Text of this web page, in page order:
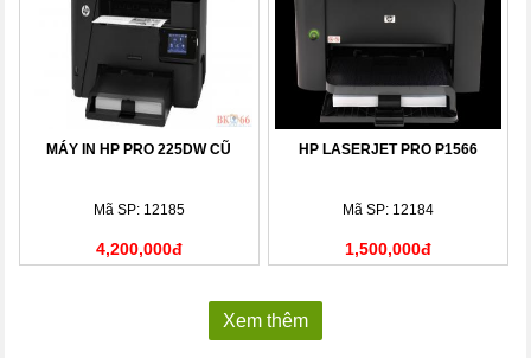
MÁY IN HP PRO 225DW CŨ
Mã SP: 12185
4,200,000đ
HP LASERJET PRO P1566
Mã SP: 12184
1,500,000đ
Xem thêm